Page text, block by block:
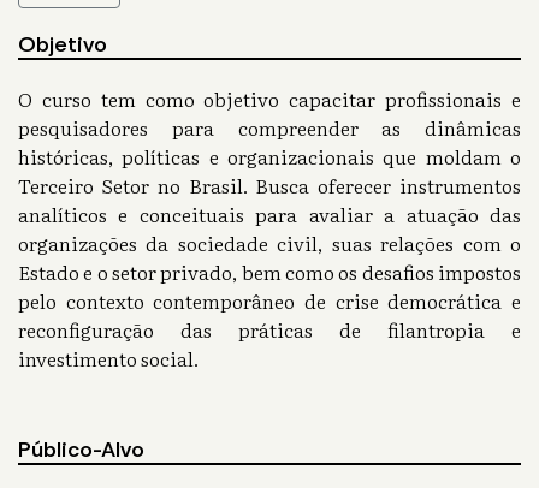
Objetivo
O curso tem como objetivo capacitar profissionais e
pesquisadores para compreender as dinâmicas
históricas, políticas e organizacionais que moldam o
Terceiro Setor no Brasil. Busca oferecer instrumentos
analíticos e conceituais para avaliar a atuação das
organizações da sociedade civil, suas relações com o
Estado e o setor privado, bem como os desafios impostos
pelo contexto contemporâneo de crise democrática e
reconfiguração das práticas de filantropia e
investimento social.
Público-Alvo